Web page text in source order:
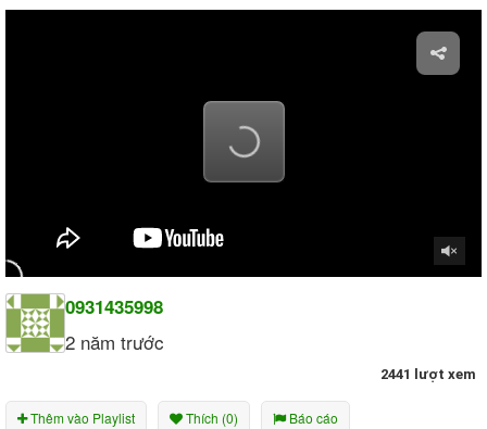
0931435998
2 năm trước
2441 lượt xem
Thêm vào Playlist Thích (0) Báo cáo